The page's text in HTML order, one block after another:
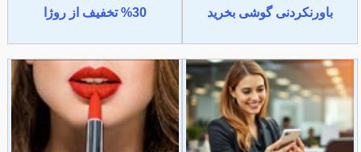
باورنکردنی گوشی بخرید
30% تخفیف از روژا